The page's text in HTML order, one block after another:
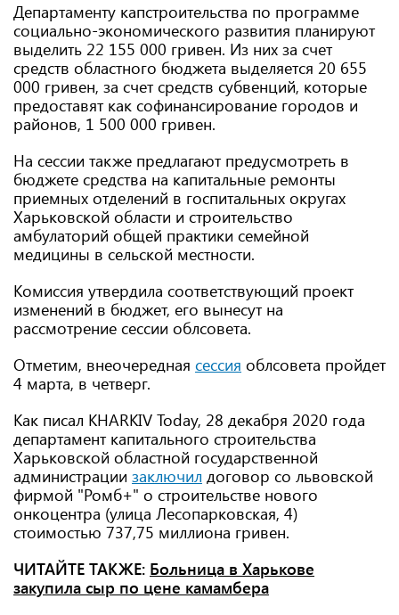
Департаменту капстроительства по программе
социально-экономического развития планируют
выделить 22 155 000 гривен. Из них за счет
средств областного бюджета выделяется 20 655
000 гривен, за счет средств субвенций, которые
предоставят как софинансирование городов и
районов, 1 500 000 гривен.
На сессии также предлагают предусмотреть в
бюджете средства на капитальные ремонты
приемных отделений в госпитальных округах
Харьковской области и строительство
амбулаторий общей практики семейной
медицины в сельской местности.
Комиссия утвердила соответствующий проект
изменений в бюджет, его вынесут на
рассмотрение сессии облсовета.
Отметим, внеочередная сессия облсовета пройдет
4 марта, в четверг.
Как писал KHARKIV Today, 28 декабря 2020 года
департамент капитального строительства
Харьковской областной государственной
администрации заключил договор со львовской
фирмой "Ромб+" о строительстве нового
онкоцентра (улица Лесопарковская, 4)
стоимостью 737,75 миллиона гривен.
ЧИТАЙТЕ ТАКЖЕ: Больница в Харькове
закупила сыр по цене камамбера